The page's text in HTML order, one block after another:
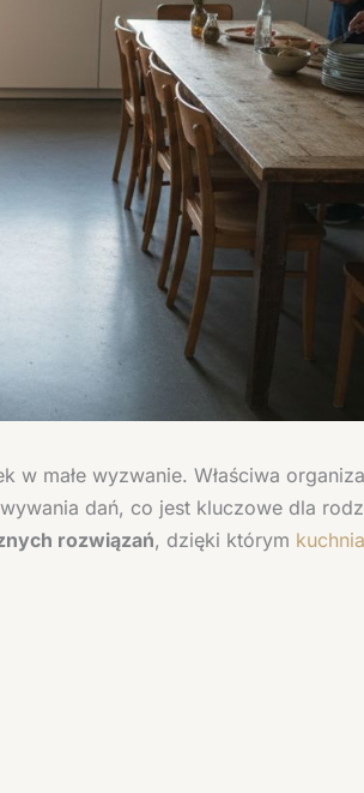
małe wyzwanie. Właściwa
dań, co jest kluczowe dla
rozwiązań, dzięki którym kuchnia